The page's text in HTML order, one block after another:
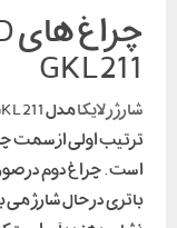
GKL211
شارژر لایکا
ترتیب اولی از سمت
است . چراغ دوم در
باتری در حال شارژ